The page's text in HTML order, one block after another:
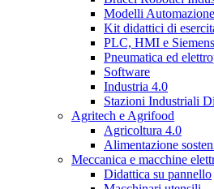
Modelli Automazione
Kit didattici di
PLC, HMI e Siemens
Pneumatica ed
Software
Industria 4.0
Stazioni Industriali
Agritech e Agrifood
Agricoltura 4.0
Alimentazione
Meccanica e macchine
Didattica su pannello